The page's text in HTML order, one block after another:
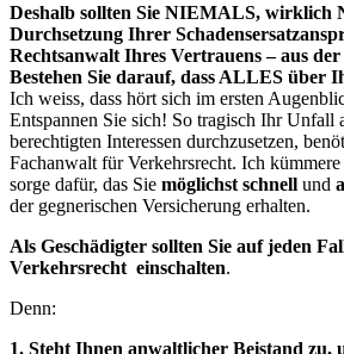
Deshalb sollten Sie NIEMALS, wirklich
Durchsetzung Ihrer
Rechtsanwalt Ihres Vertrauens – aus der
Bestehen Sie darauf, dass ALLES über
Ich weiss, dass hört sich im ersten
Entspannen Sie sich! So tragisch Ihr Unfall
berechtigten Interessen durchzusetzen,
Fachanwalt für Verkehrsrecht. Ich
sorge dafür, das Sie möglichst schnell und
der gegnerischen Versicherung erhalten.
Als Geschädigter sollten Sie auf jeden
Verkehrsrecht einschalten.
Denn:
1. Steht Ihnen anwaltlicher Beistand zu,